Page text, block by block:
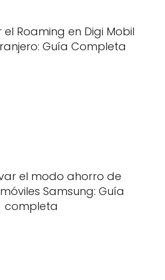
Roaming en Digi Mobil
Guía Completa
el modo ahorro de
Samsung: Guía
completa